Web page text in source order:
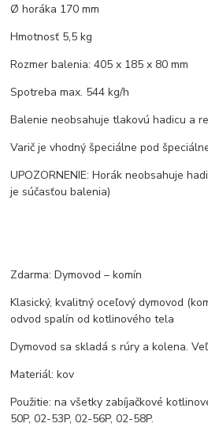
Ø horáka 170 mm
Hmotnosť 5,5 kg
Rozmer balenia: 405 x 185 x 80 mm
Spotreba max. 544 kg/h
Balenie neobsahuje tlakovú hadicu a
Varič je vhodný špeciálne pod
UPOZORNENIE: Horák neobsahuje
je súčasťou balenia)
Zdarma: Dymovod – komín
Klasický, kvalitný oceľový dymovod
odvod spalín od kotlinového tela
Dymovod sa skladá s rúry a kolena.
Materiál: kov
Použitie: na všetky zabíjačkové
50P, 02-53P, 02-56P, 02-58P.